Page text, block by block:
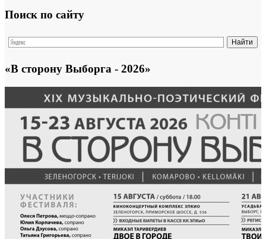
Поиск по сайту
«В сторону Выборга - 2026»